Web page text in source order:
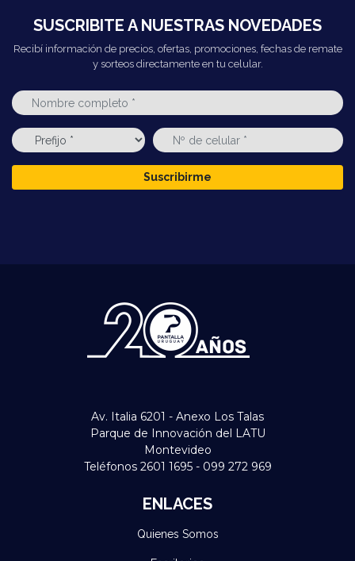
SUSCRIBITE A NUESTRAS NOVEDADES
Recibí información de precios, ofertas, promociones, fechas de remate
y sorteos directamente en tu celular.
Suscribirme
Av. Italia 6201 - Anexo Los Talas
Parque de Innovación del LATU
Montevideo
Teléfonos 2601 1695 - 099 272 969
ENLACES
Quienes Somos